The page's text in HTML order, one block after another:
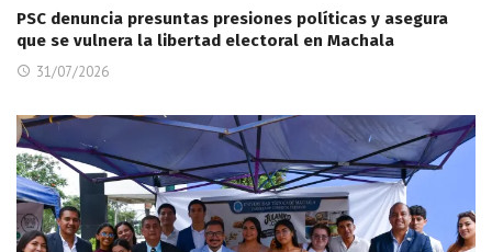
PSC denuncia presuntas presiones políticas y asegura
que se vulnera la libertad electoral en Machala
31/07/2026